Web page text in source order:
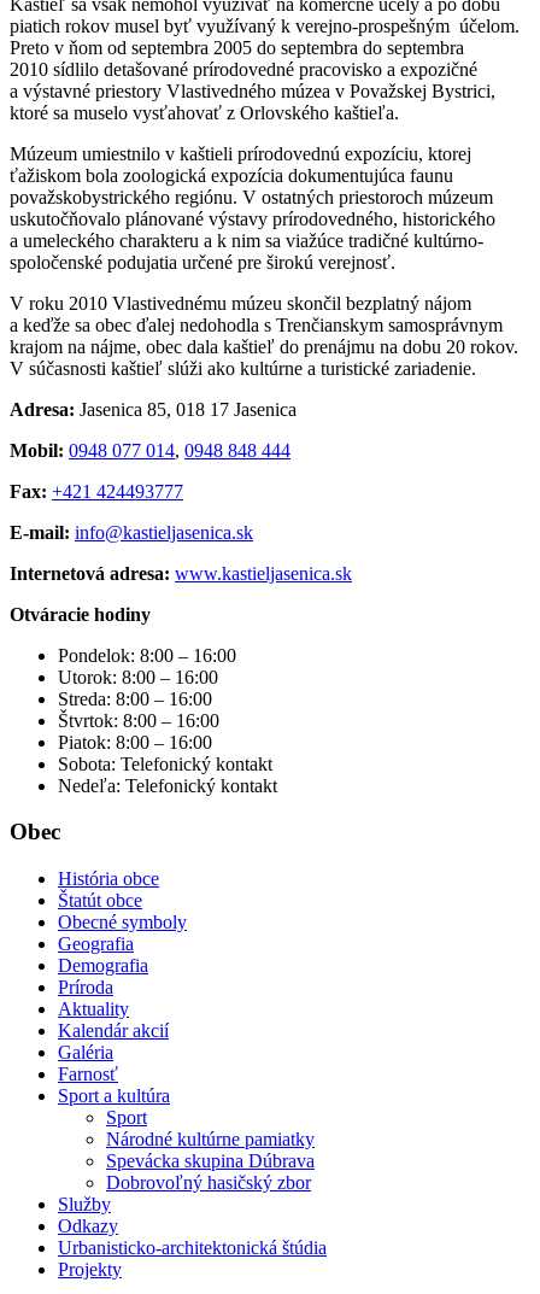
piatich rokov musel byť využívaný k verejno-prospešným účelom.
Preto v ňom od septembra 2005 do septembra do septembra
2010 sídlilo detašované prírodovedné pracovisko a expozičné
a výstavné priestory Vlastivedného múzea v Považskej Bystrici,
ktoré sa muselo vysťahovať z Orlovského kaštieľa.
Múzeum umiestnilo v kaštieli prírodovednú expozíciu, ktorej
ťažiskom bola zoologická expozícia dokumentujúca faunu
považskobystrického regiónu. V ostatných priestoroch múzeum
uskutočňovalo plánované výstavy prírodovedného, historického
a umeleckého charakteru a k nim sa viažúce tradičné kultúrno-
spoločenské podujatia určené pre širokú verejnosť.
V roku 2010 Vlastivednému múzeu skončil bezplatný nájom
a keďže sa obec ďalej nedohodla s Trenčianskym samosprávnym
krajom na nájme, obec dala kaštieľ do prenájmu na dobu 20 rokov.
V súčasnosti kaštieľ slúži ako kultúrne a turistické zariadenie.
Adresa: Jasenica 85, 018 17 Jasenica
Mobil: 0948 077 014, 0948 848 444
Fax: +421 424493777
E-mail: info@kastieljasenica.sk
Internetová adresa: www.kastieljasenica.sk
Otváracie hodiny
Pondelok: 8:00 – 16:00
Utorok: 8:00 – 16:00
Streda: 8:00 – 16:00
Štvrtok: 8:00 – 16:00
Piatok: 8:00 – 16:00
Sobota: Telefonický kontakt
Nedeľa: Telefonický kontakt
Obec
História obce
Štatút obce
Obecné symboly
Geografia
Demografia
Príroda
Aktuality
Kalendár akcií
Galéria
Farnosť
Sport a kultúra
Sport
Národné kultúrne pamiatky
Spevácka skupina Dúbrava
Dobrovoľný hasičský zbor
Služby
Odkazy
Urbanisticko-architektonická štúdia
Projekty